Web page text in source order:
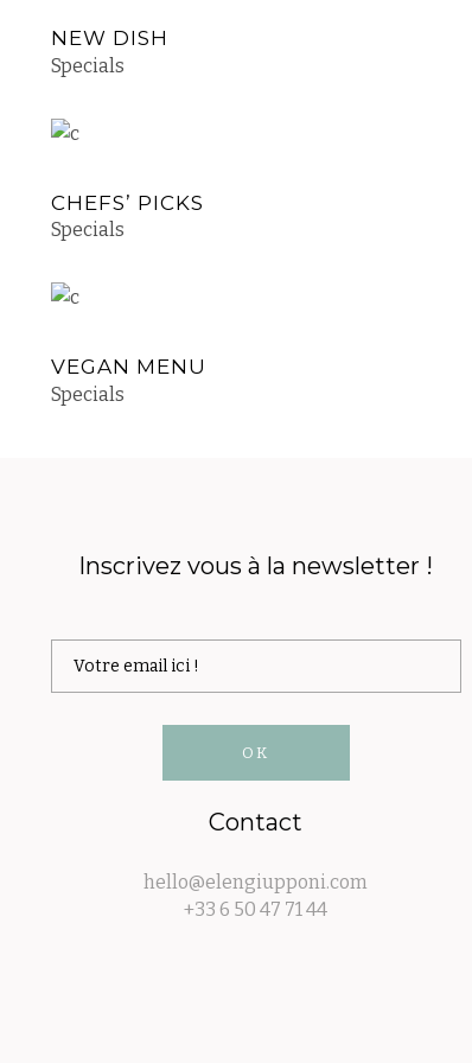
NEW DISH
Specials
CHEFS’ PICKS
Specials
VEGAN MENU
Specials
Inscrivez vous à la newsletter !
Contact
hello@elengiupponi.com
+33 6 50 47 71 44